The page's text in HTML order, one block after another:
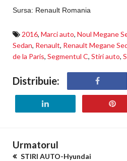
Sursa: Renault Romania
2016, Marci auto, Noul Megane
Sedan, Renault, Renault Megane
de la Paris, Segmentul C, Stiri auto,
Distribuie:
Urmatorul
STIRI AUTO-Hyundai